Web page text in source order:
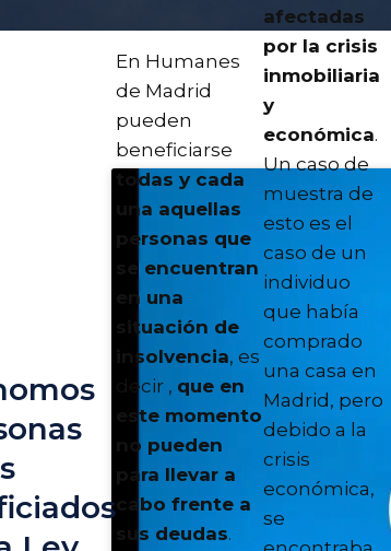
En Humanes
de Madrid
pueden
beneficiarse
todas y cada
una aquellas
personas que
se encuentran
en una
situación de
insolvencia, es
decir , que en
este momento
no pueden
para llevar a
cabo frente a
sus deudas.
afectadas
por la crisis
inmobiliaria
y
económica.
Un caso de
muestra de
esto es el
caso de un
individuo
que había
comprado
una casa en
Madrid, pero
debido a la
crisis
económica,
se